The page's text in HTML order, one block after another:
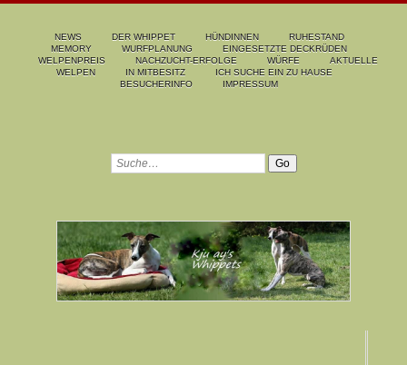
NEWS DER WHIPPET HÜNDINNEN
RUHESTAND
MEMORY
WURFPLANUNG
EINGESETZTE DECKRÜDEN
WELPENPREIS
NACHZUCHT-ERFOLGE WÜRFE
AKTUELLE
WELPEN
IN MITBESITZ
ICH SUCHE EIN ZU HAUSE
BESUCHERINFO
IMPRESSUM